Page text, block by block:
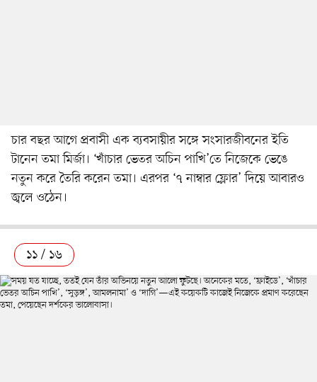
চার বছর আগে প্রবাসী এক ব্যবসায়ীর সঙ্গে সংসারজীবনের ইতি
টানেন তমা মির্জা। ‘খাঁচার ভেতর অচিন পাখি’তে নিজেকে ভেঙে
নতুন করে তৈরি করেন তমা। এরপর ‘৭ নাম্বার ফ্লোর’ দিয়ে আবারও
জ্বলে ওঠেন।
১১ / ১৬